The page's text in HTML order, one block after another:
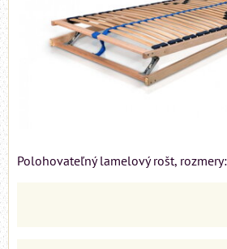
Polohovateľný lamelový rošt,